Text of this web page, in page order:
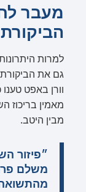
מעבר
למרות
גם את
וורן באפט
מאמין
מבין היטב.
״פיזור
משלם
מהתשואה